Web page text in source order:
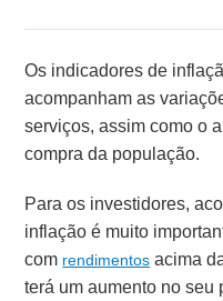
Os indicadores de
acompanham as
serviços, assim como o
compra da população.
Para os investidores,
inflação é muito
com rendimentos acima
terá um aumento no seu